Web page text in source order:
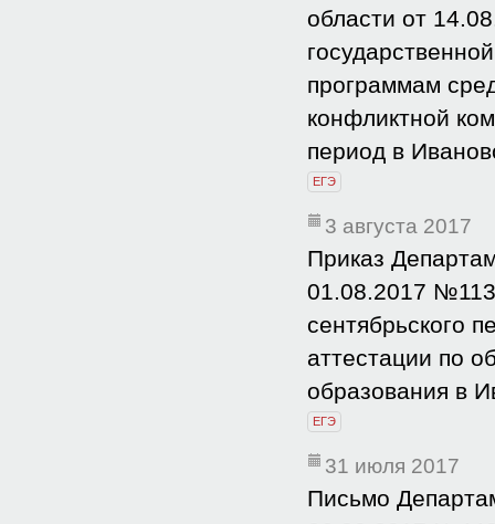
области от
программам
конфликтной
период в
ЕГЭ
3 августа 2017
Приказ
01.08.2017
сентябрьского
аттестации по
образования в
ЕГЭ
31 июля 2017
Письмо